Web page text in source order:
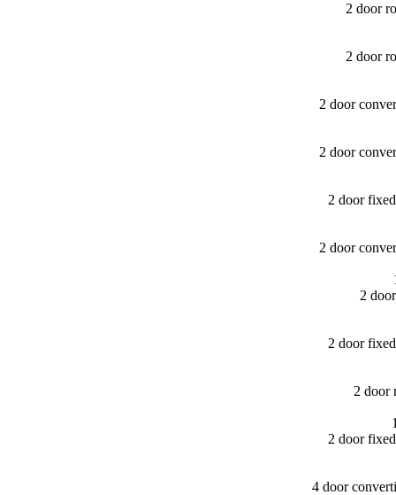
2 door
2 door
2 door
2 door
2 door
2 door
2
2 door
2 door
2 door
4 door